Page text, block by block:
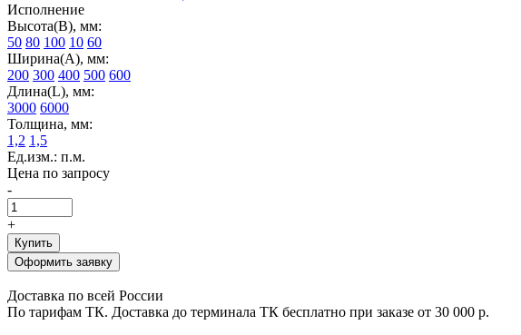
Исполнение
Высота(В), мм:
50 80 100 10 60
Ширина(А), мм:
200 300 400 500 600
Длина(L), мм:
3000 6000
Толщина, мм:
1,2 1,5
Ед.изм.: п.м.
Цена по запросу
-
+
Купить
Оформить заявку
Доставка по всей России
По тарифам ТК. Доставка до терминала ТК бесплатно при заказе от 30 000 р.